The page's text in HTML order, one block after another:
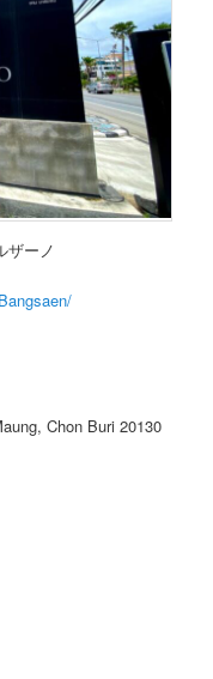
ザーノ
Chon Buri 20130